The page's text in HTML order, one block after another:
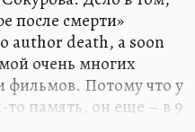
после смерти»
author death, а soon
очень многих
фильмов. Потому что у
то память, он еще – в 9